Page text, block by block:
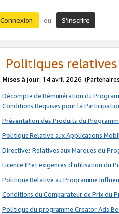
Connexion ou S’inscrire
Politiques
Mises à jour: 14 avril 2026
Décompte de Rémunération du
Conditions Requises pour la
Présentation des Produits du
Politique Relative aux Applications
Directives Relatives aux Marques du
Licence IP et exigences d'utilisation du
Politique Relative au Programme
Conditions du Comparateur de Prix du
Politique du programme Creator Ads